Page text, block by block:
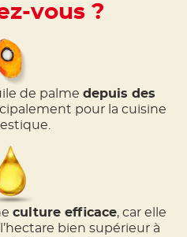
vous ?
de palme depuis des
pour la cuisine
culture efficace, car elle
bien supérieur à